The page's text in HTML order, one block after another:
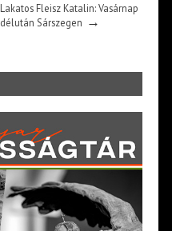
Lakatos Fleisz Katalin: Vasárnap
délután Sárszegen →